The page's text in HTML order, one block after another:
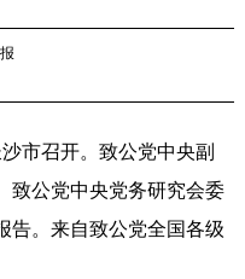
市召开。致公党中央副
致公党中央党务研究会委
告。来自致公党全国各级